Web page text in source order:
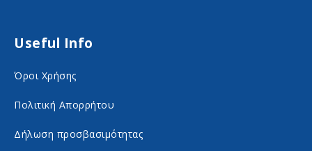
n
o
c
i
o
s
o
c
Useful Info
Όροι Χρήσης
Πολιτική Απορρήτου
Δήλωση προσβασιμότητας